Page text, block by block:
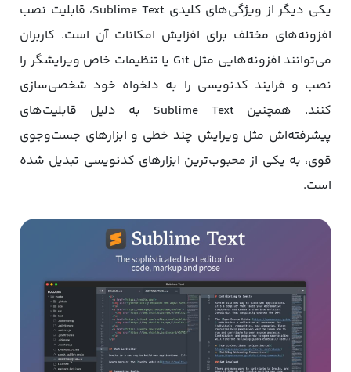
یکی دیگر از ویژگی‌های کلیدی Sublime Text، قابلیت نصب
افزونه‌های مختلف برای افزایش امکانات آن است. کاربران
می‌توانند افزونه‌هایی مثل Git یا تنظیمات خاص ویرایشگر را
نصب و فرایند کدنویسی را به دلخواه خود شخصی‌سازی
کنند. همچنین Sublime Text به دلیل قابلیت‌های
پیشرفته‌اش مثل ویرایش چند خطی و ابزارهای جست‌وجوی
قوی، به یکی از محبوب‌ترین ابزارهای کدنویسی تبدیل شده
است.